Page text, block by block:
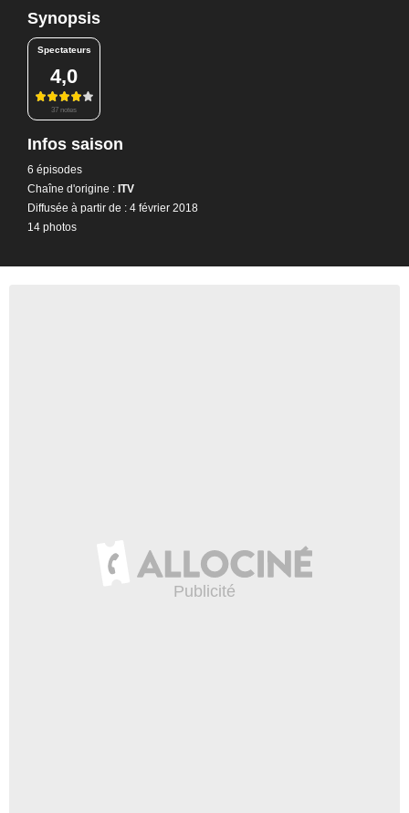
Synopsis
Spectateurs
4,0
37 notes
Infos saison
6 épisodes
Chaîne d'origine : ITV
Diffusée à partir de : 4 février 2018
14 photos